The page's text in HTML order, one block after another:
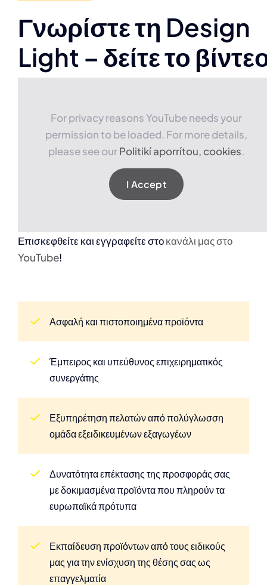
Γνωρίστε τη Design
Light – δείτε το
For privacy reasons YouTube needs your
permission to be loaded. For more details,
please see ourPolitikí aporrítou, cookies.
I Accept
Επισκεφθείτε και εγγραφείτε στοκανάλι μας στο
YouTube!
Ασφαλή και πιστοποιημένα προϊόντα
Έμπειρος και υπεύθυνος επιχειρηματικός
συνεργάτης
Εξυπηρέτηση πελατών από πολύγλωσση
ομάδα εξειδικευμένων εξαγωγέων
Δυνατότητα επέκτασης της προσφοράς σας
με δοκιμασμένα προϊόντα που πληρούν τα
ευρωπαϊκά πρότυπα
Εκπαίδευση προϊόντων από τους ειδικούς
μας για την ενίσχυση της θέσης σας ως
επαγγελματία